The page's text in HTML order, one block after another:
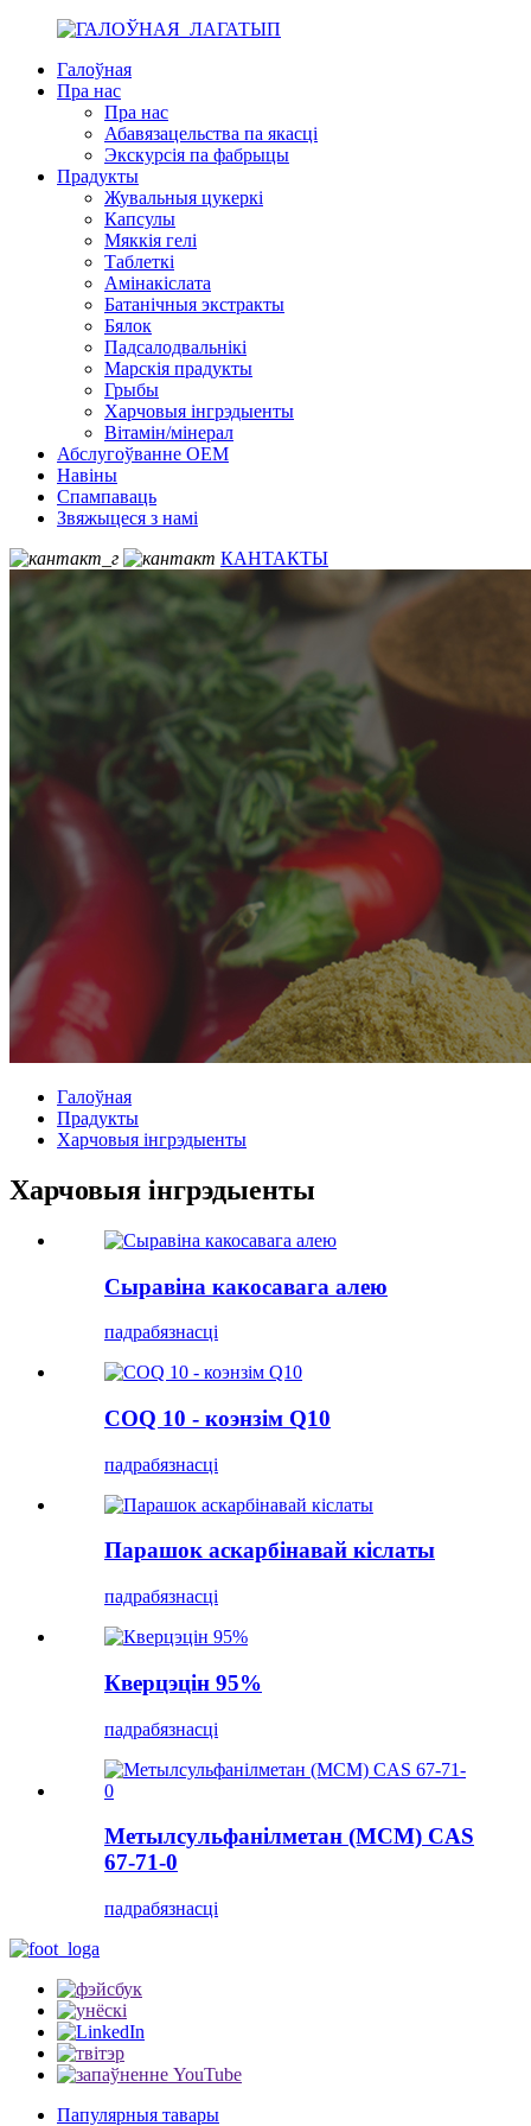
Галоўная
Пра нас
Пра нас
Абавязацельства па якасці
Экскурсія па фабрыцы
Прадукты
Жувальныя цукеркі
Капсулы
Мяккія гелі
Таблеткі
Амінакіслата
Батанічныя экстракты
Бялок
Падсалодвальнікі
Марскія прадукты
Грыбы
Харчовыя інгрэдыенты
Вітамін/мінерал
Абслугоўванне OEM
Навіны
Спампаваць
Звяжыцеся з намі
КАНТАКТЫ
Галоўная
Прадукты
Харчовыя інгрэдыенты
Харчовыя інгрэдыенты
Сыравіна какосавага алею
падрабязнасці
COQ 10 - коэнзім Q10
падрабязнасці
Парашок аскарбінавай кіслаты
падрабязнасці
Кверцэцін 95%
падрабязнасці
Метылсульфанілметан (МСМ) CAS
67-71-0
падрабязнасці
Папулярныя тавары